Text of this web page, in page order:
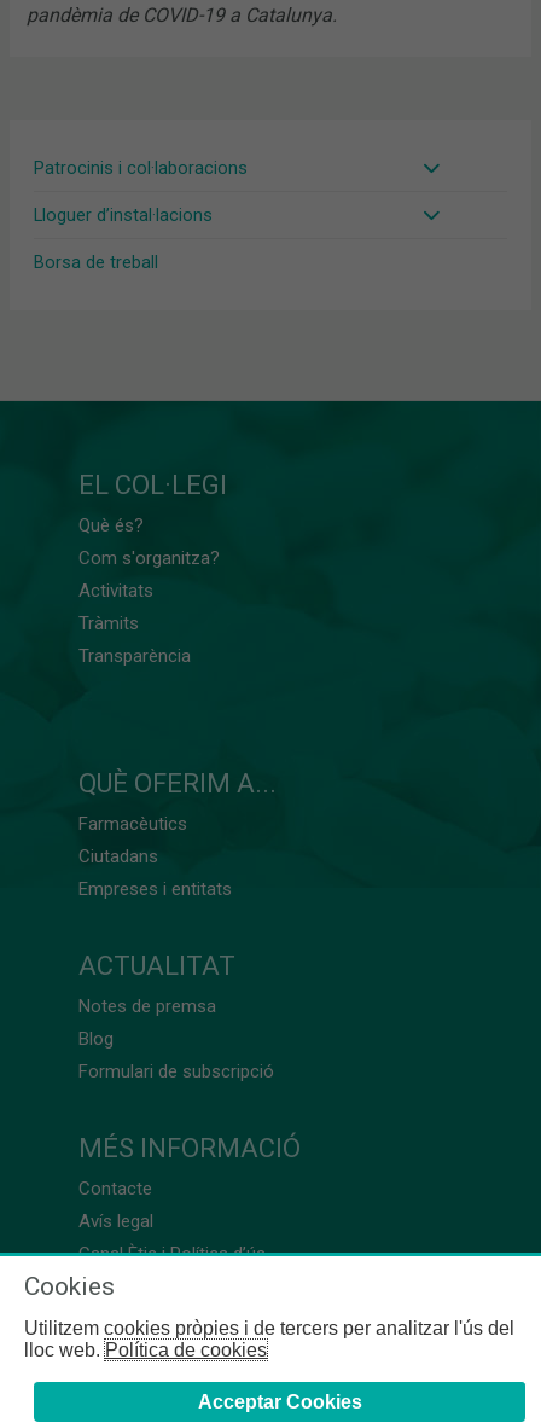
Patrocinis i col·laboracions
Lloguer d’instal·lacions
Borsa de treball
pandèmia de COVID-19 a Catalunya.
EL COL·LEGI
Què és?
Com s'organitza?
Activitats
Tràmits
Transparència
QUÈ OFERIM A...
Farmacèutics
Ciutadans
Empreses i entitats
ACTUALITAT
Notes de premsa
Blog
Formulari de subscripció
MÉS INFORMACIÓ
Contacte
Avís legal
Canal Ètic i Política d’ús
Cookies
Utilitzem cookies pròpies i de tercers per analitzar l'ús del
lloc web.Política de cookies
Acceptar Cookies